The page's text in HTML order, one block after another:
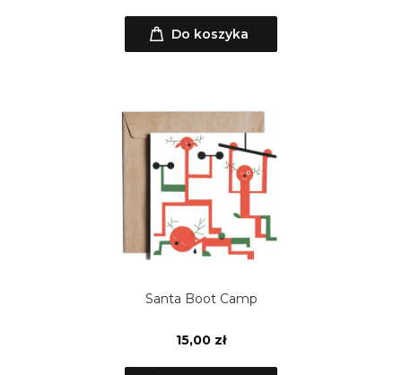
Do koszyka
Santa Boot Camp
15,00 zł